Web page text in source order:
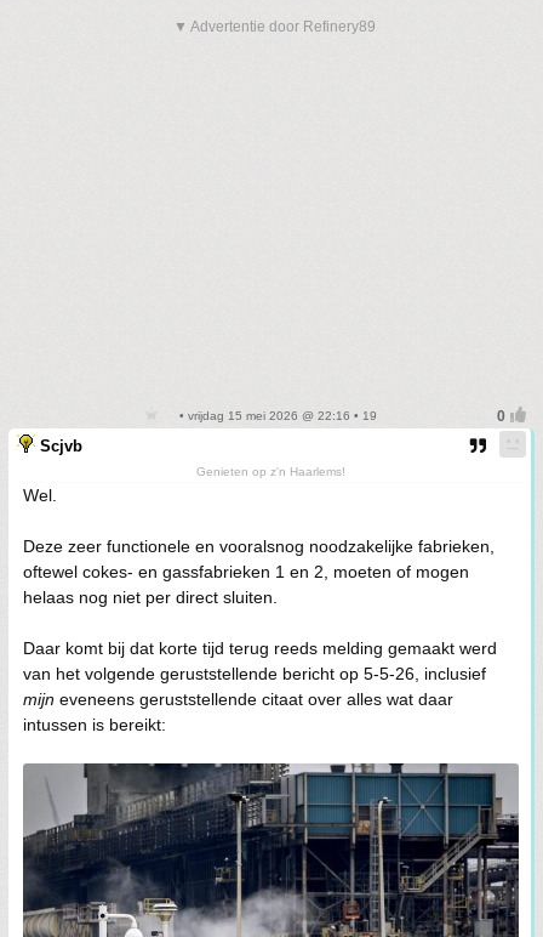
▼ Advertentie door Refinery89
• vrijdag 15 mei 2026 @ 22:16 • 19
Scjvb
Genieten op z'n Haarlems!
Wel.
Deze zeer functionele en vooralsnog noodzakelijke fabrieken,
oftewel cokes- en gassfabrieken 1 en 2, moeten of mogen
helaas nog niet per direct sluiten.
Daar komt bij dat korte tijd terug reeds melding gemaakt werd
van het volgende geruststellende bericht op 5-5-26, inclusief
mijn eveneens geruststellende citaat over alles wat daar
intussen is bereikt: